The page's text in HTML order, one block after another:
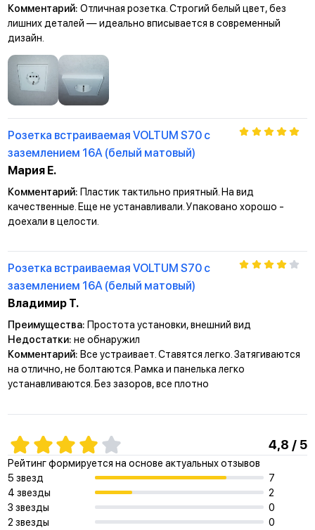
Комментарий: Отличная розетка. Строгий белый цвет, без
лишних деталей — идеально вписывается в современный
дизайн.
Розетка встраиваемая VOLTUM S70 с
заземлением 16А (белый матовый)
Мария Е.
Комментарий: Пластик тактильно приятный. На вид
качественные. Еще не устанавливали. Упаковано хорошо -
доехали в целости.
Розетка встраиваемая VOLTUM S70 с
заземлением 16А (белый матовый)
Владимир Т.
Преимущества: Простота установки, внешний вид
Недостатки: не обнаружил
Комментарий: Все устраивает. Ставятся легко. Затягиваются
на отлично, не болтаются. Рамка и панелька легко
устанавливаются. Без зазоров, все плотно
4,8 / 5
Рейтинг формируется на основе актуальных отзывов
5 звезд
7
4 звезды
2
3 звезды
0
2 звезды
0